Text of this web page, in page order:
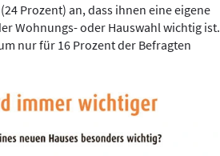
Prozent) an, dass ihnen eine eigene
Wohnungs- oder Hauswahl wichtig ist.
nur für 16 Prozent der Befragten